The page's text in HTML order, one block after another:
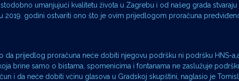
umanjujući kvalitetu života u Zagrebu i od našeg grada
2019. godini ostvariti ono što je ovim prijedlogom proračuna
da prijedlog proračuna neće dobiti njegovu podršku ni podršku HNS-
brine samo o bistama, spomenicima i fontanama ne zaslužuje
i da neće dobiti vćinu glasova u Gradskoj skupštini, naglasio je